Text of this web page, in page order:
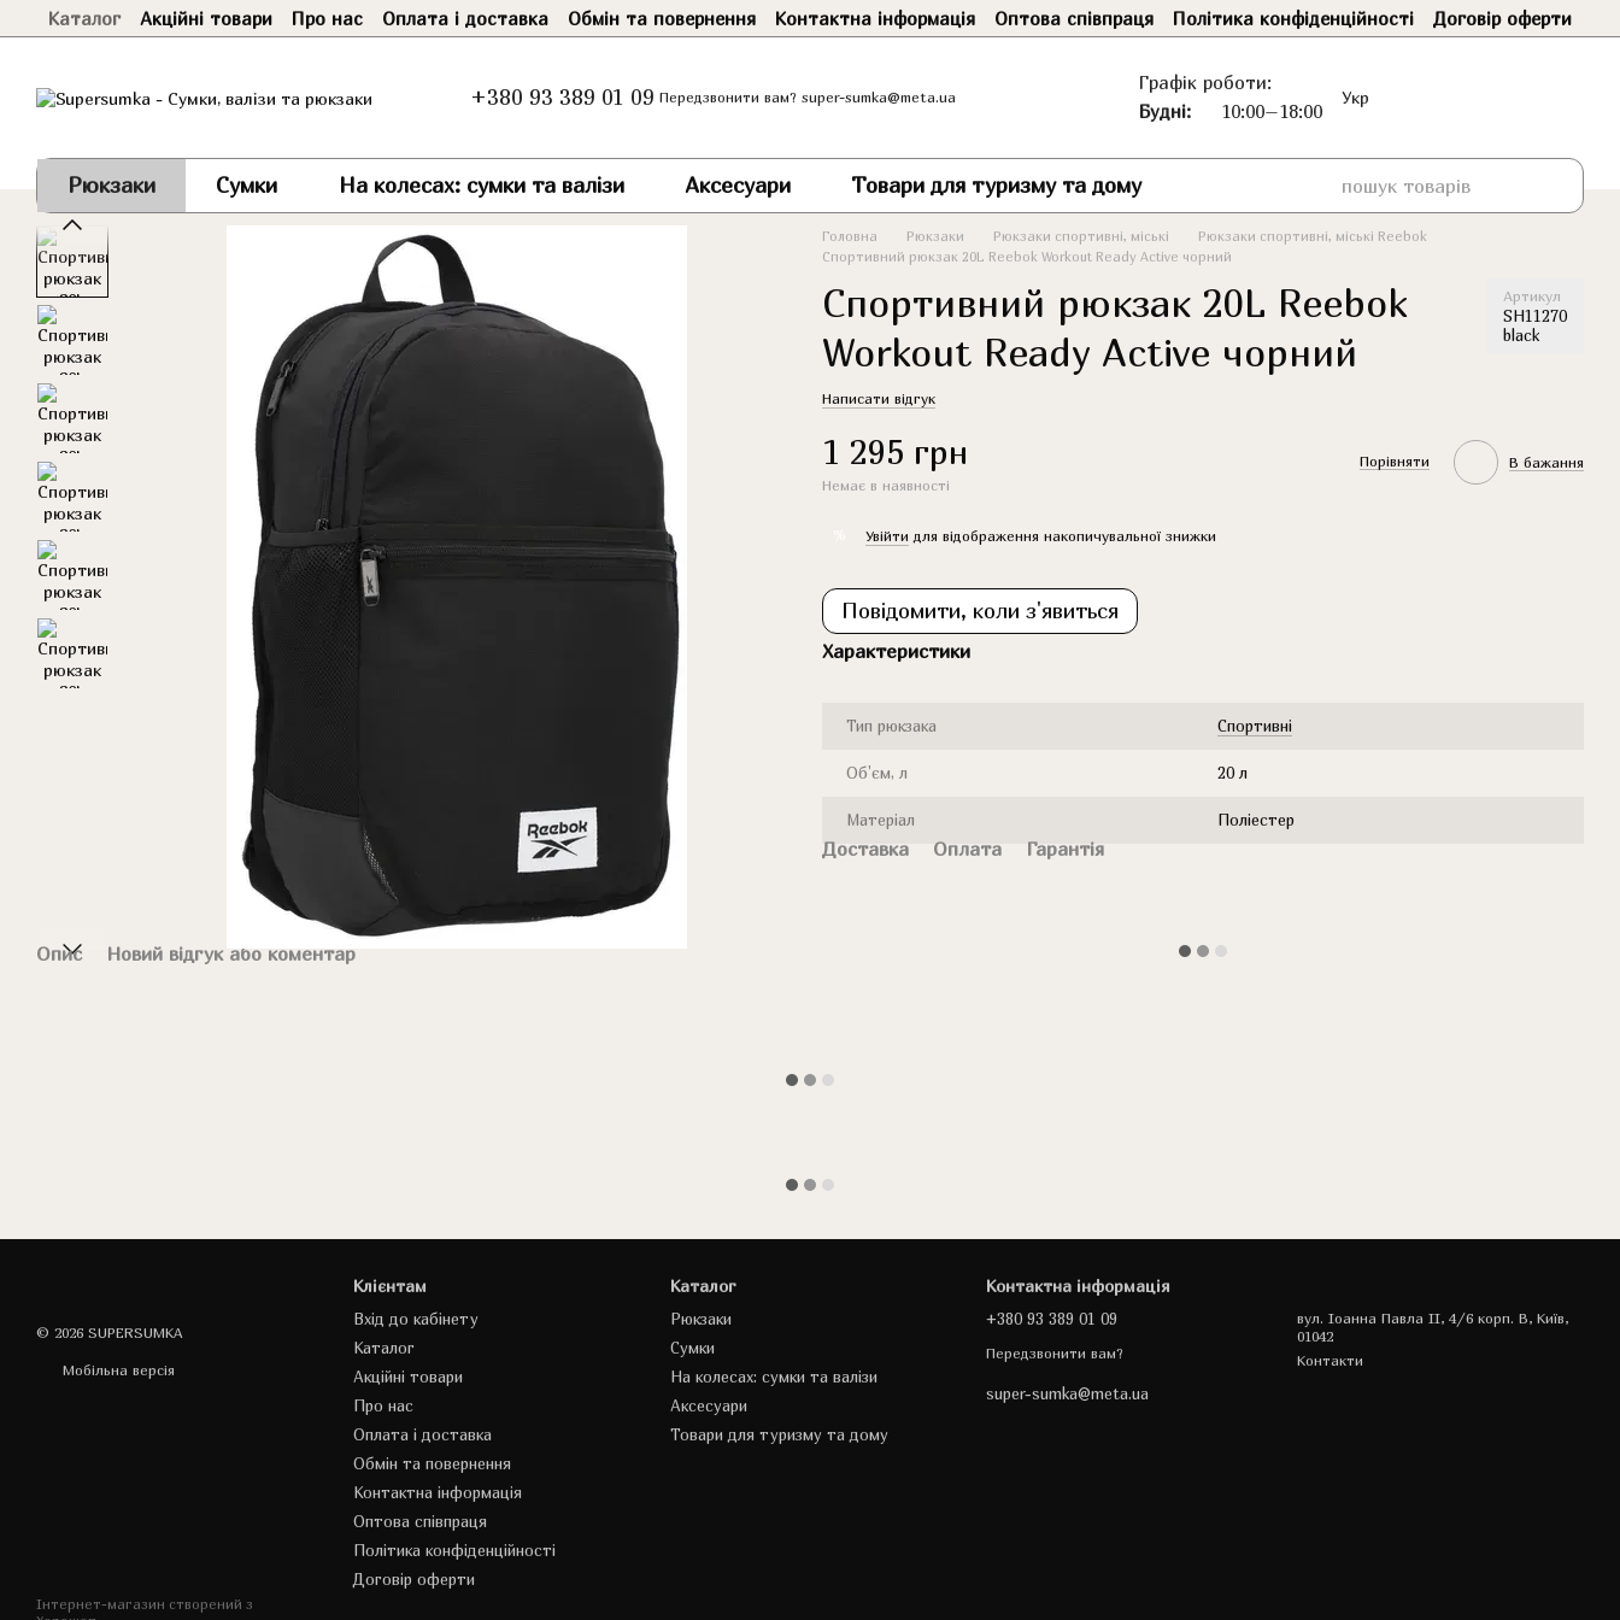
Перейти до основного контенту
Каталог Акційні товари Про нас Оплата і доставка Обмін та повернення Контактна інформація Оптова співпраця Політика конфіденційності Договір оферти
+380 93 389 01 09 Передзвонити вам? super-sumka@meta.ua
Графік роботи:
Будні:
10:00–18:00
Укр
Рюкзаки Сумки На колесах: сумки та валізи Аксесуари Товари для туризму та дому
Опис Новий відгук або коментар
Головна Рюкзаки Рюкзаки спортивні, міські
Рюкзаки спортивні, міські Reebok
Cпортивний рюкзак 20L Reebok Workout Ready Active чорний
Cпортивний рюкзак 20L Reebok
Workout Ready Active чорний
Артикул
SH11270
black
Написати відгук
1 295 грн
Немає в наявності
Порівняти В бажання
Увійти для відображення накопичувальної знижки
Повідомити, коли з'явиться
Характеристики
Тип рюкзака Cпортивні
Об'єм, л 20 л
Матеріал Поліестер
Доставка Оплата Гарантія
© 2026 SUPERSUMKA
Мобільна версія
Інтернет-магазин створений з
Клієнтам
Вхід до кабінету
Каталог
Акційні товари
Про нас
Оплата і доставка
Обмін та повернення
Контактна інформація
Оптова співпраця
Політика конфіденційності
Договір оферти
Каталог
Рюкзаки
Сумки
На колесах: сумки та валізи
Аксесуари
Товари для туризму та дому
Контактна інформація
+380 93 389 01 09
Передзвонити вам?
super-sumka@meta.ua
вул. Іоанна Павла II, 4/6 корп. В, Київ,
01042
Контакти